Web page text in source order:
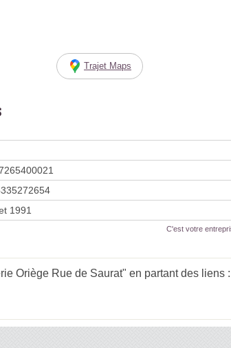
Trajet Maps
1991
C'est votre
Oriège Rue de Saurat" en partant des liens :